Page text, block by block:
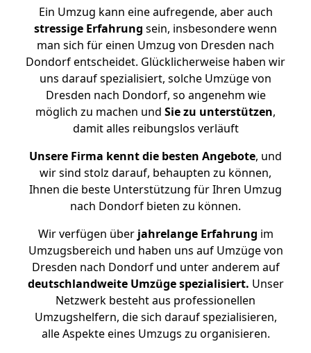
Ein Umzug kann eine aufregende, aber auch
stressige Erfahrung sein, insbesondere wenn
man sich für einen Umzug von Dresden nach
Dondorf entscheidet. Glücklicherweise haben wir
uns darauf spezialisiert, solche Umzüge von
Dresden nach Dondorf, so angenehm wie
möglich zu machen und Sie zu unterstützen,
damit alles reibungslos verläuft
Unsere Firma kennt die besten Angebote, und
wir sind stolz darauf, behaupten zu können,
Ihnen die beste Unterstützung für Ihren Umzug
nach Dondorf bieten zu können.
Wir verfügen überjahrelange Erfahrung im
Umzugsbereich und haben uns auf Umzüge von
Dresden nach Dondorf und unter anderem auf
deutschlandweite Umzüge spezialisiert. Unser
Netzwerk besteht aus professionellen
Umzugshelfern, die sich darauf spezialisieren,
alle Aspekte eines Umzugs zu organisieren.